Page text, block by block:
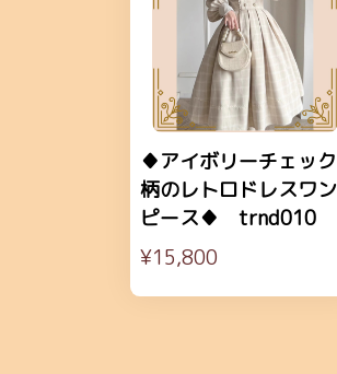
♦アイボリーチェック
柄のレトロドレスワン
ピース♦ trnd010
¥15,800